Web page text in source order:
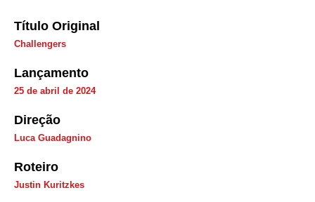
Título Original
Challengers
Lançamento
25 de abril de 2024
Direção
Luca Guadagnino
Roteiro
Justin Kuritzkes